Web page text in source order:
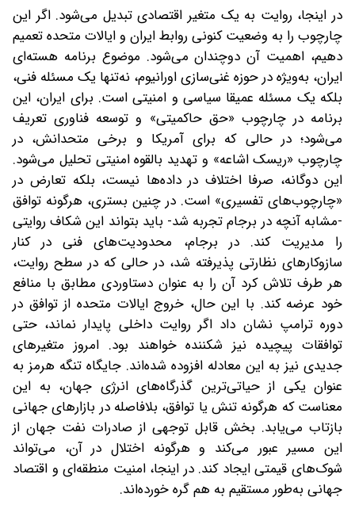
در اینجا، روایت به یک متغیر اقتصادی تبدیل می‌شود. اگر این
چارچوب را به وضعیت کنونی روابط ایران و ایالات متحده تعمیم
دهیم، اهمیت آن دوچندان می‌شود. موضوع برنامه هسته‌ای
ایران، به‌ویژه در حوزه غنی‌سازی اورانیوم، نه‌تنها یک مسئله فنی،
بلکه یک مسئله عمیقا سیاسی و امنیتی است. برای ایران، این
برنامه در چارچوب «حق حاکمیتی» و توسعه فناوری تعریف
می‌شود؛ در حالی که برای آمریکا و برخی متحدانش، در
چارچوب «ریسک اشاعه» و تهدید بالقوه امنیتی تحلیل می‌شود.
این دوگانه، صرفا اختلاف در داده‌ها نیست، بلکه تعارض در
«چارچوب‌های تفسیری» است. در چنین بستری، هرگونه توافق
-مشابه آنچه در برجام تجربه شد- باید بتواند این شکاف روایتی
را مدیریت کند. در برجام، محدودیت‌های فنی در کنار
سازوکارهای نظارتی پذیرفته شد، در حالی که در سطح روایت،
هر طرف تلاش کرد آن را به‌ عنوان دستاوردی مطابق با منافع
خود عرضه کند. با این حال، خروج ایالات متحده از توافق در
دوره ترامپ نشان داد اگر روایت داخلی پایدار نماند، حتی
توافقات پیچیده نیز شکننده خواهند بود. امروز متغیرهای
جدیدی نیز به این معادله افزوده شده‌اند. جایگاه تنگه هرمز به‌
عنوان یکی از حیاتی‌ترین گذرگاه‌های انرژی جهان، به این
معناست که هرگونه تنش یا توافق، بلافاصله در بازارهای جهانی
بازتاب می‌یابد. بخش قابل‌ توجهی از صادرات نفت جهان از
این مسیر عبور می‌کند و هرگونه اختلال در آن، می‌تواند
شوک‌های قیمتی ایجاد کند. در اینجا، امنیت منطقه‌ای و اقتصاد
جهانی به‌طور مستقیم به هم گره خورده‌اند.